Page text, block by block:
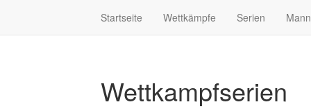
Startseite Wettkämpfe Serien
Wettkampfserien